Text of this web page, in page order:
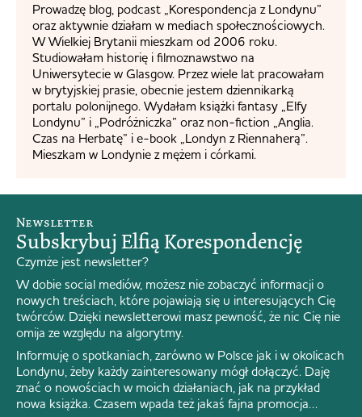
Prowadzę blog, podcast „Korespondencja z Londynu”
oraz aktywnie działam w mediach społecznościowych.
W Wielkiej Brytanii mieszkam od 2006 roku.
Studiowałam historię i filmoznawstwo na
Uniwersytecie w Glasgow. Przez wiele lat pracowałam
w brytyjskiej prasie, obecnie jestem dziennikarką
portalu polonijnego. Wydałam książki fantasy „Elfy
Londynu” i „Podróżniczka” oraz non-fiction „Anglia.
Czas na Herbatę” i e-book „Londyn z Riennaherą”.
Mieszkam w Londynie z mężem i córkami.
Newsletter
Subskrybuj Elfią Korespondencję
Czymże jest newsletter?
W dobie social mediów, możesz nie zobaczyć informacji o
nowych treściach, które pojawiają się u interesujących Cię
twórców. Dzięki newsletterowi masz pewność, że nic Cię nie
omija ze względu na algorytmy.
Informuję o spotkaniach, zarówno w Polsce jak i w okolicach
Londynu, żeby każdy zainteresowany mógł dołączyć. Daję
znać o nowościach w moich działaniach, jak na przykład
nowa książka. Czasem wpada też jakaś fajna promocja…